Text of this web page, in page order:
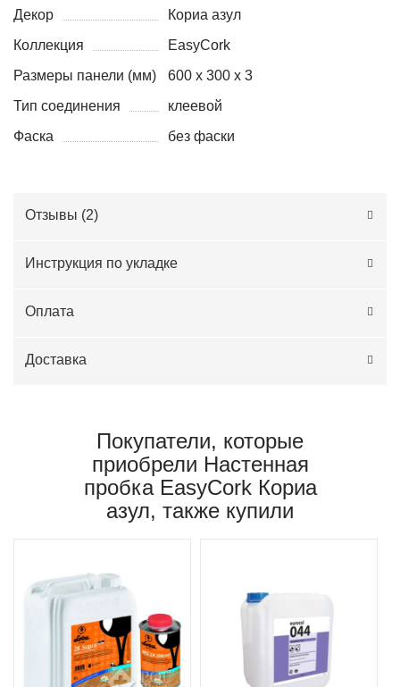
Декор
Кориа азул
Коллекция
EasyCork
Размеры панели (мм)
600 х 300 х 3
Тип соединения
клеевой
Фаска
без фаски
Отзывы (2)
Инструкция по укладке
Оплата
Доставка
Покупатели, которые
приобрели Настенная
пробка EasyCork Кориа
азул, также купили